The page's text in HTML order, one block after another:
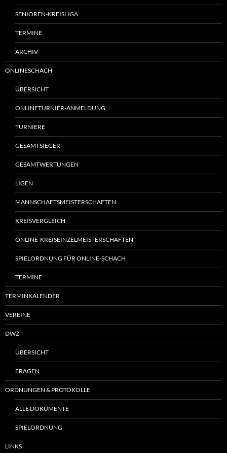
SENIOREN-KREISLIGA
TERMINE
ARCHIV
ONLINESCHACH
ÜBERSICHT
ONLINETURNIER-ANMELDUNG
TURNIERE
GESAMTSIEGER
GESAMTWERTUNGEN
LIGEN
MANNSCHAFTSMEISTERSCHAFTEN
KREISVERGLEICH
ONLINE-KREISEINZELMEISTERSCHAFTEN
SPIELORDNUNG FÜR ONLINE-SCHACH
TERMINE
TERMINKALENDER
VEREINE
DWZ
ÜBERSICHT
FRAGEN
ORDNUNGEN & PROTOKOLLE
ALLE DOKUMENTE
SPIELORDNUNG
LINKS